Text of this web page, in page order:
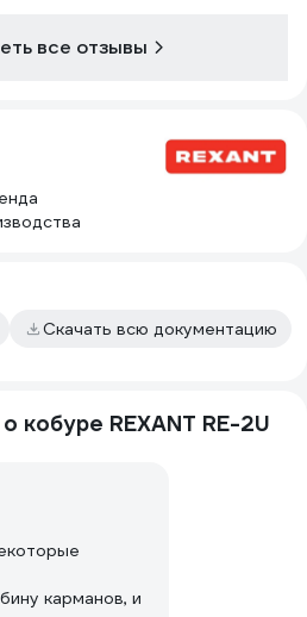
все отзывы
Скачать всю документацию
кобуре REXANT RE-2U
карманов, и